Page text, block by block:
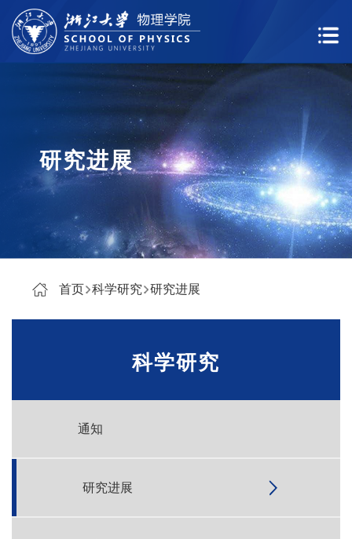
研究进展
首页 科学研究 研究进展
科学研究
通知
研究进展